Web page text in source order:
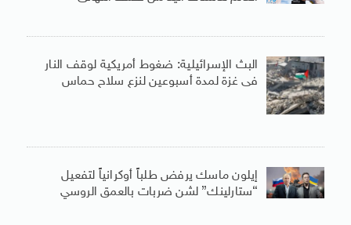
البث الإسرائيلية: ضغوط أمريكية لوقف النار
فى غزة لمدة أسبوعين لنزع سلاح حماس
إيلون ماسك يرفض طلباً أوكرانياً لتفعيل
“ستارلينك” لشن ضربات بالعمق الروسي